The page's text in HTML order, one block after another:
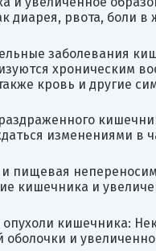
диарея, рвота, боли в
заболевания
хроническим
кровь и другие
изменениями в
пищевая
кишечника и
кишечника:
оболочки и